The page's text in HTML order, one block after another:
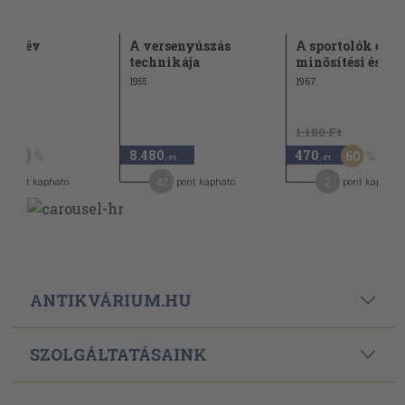
év
50
pont kapható
A versenyúszás
technikája
1955
8.480 ,-Ft
pont kapható
A sportolók
minősítési és...
1967
1.180 Ft
470 ,-Ft 60
pont kapható
ANTIKVÁRIUM.HU
SZOLGÁLTATÁSAINK